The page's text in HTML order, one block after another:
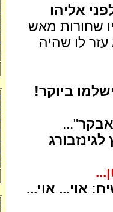
אליהו
שחורות מאש
לו שהיה
ביוקר!
אבקר"...
לגינזבורג
אוי... אוי...